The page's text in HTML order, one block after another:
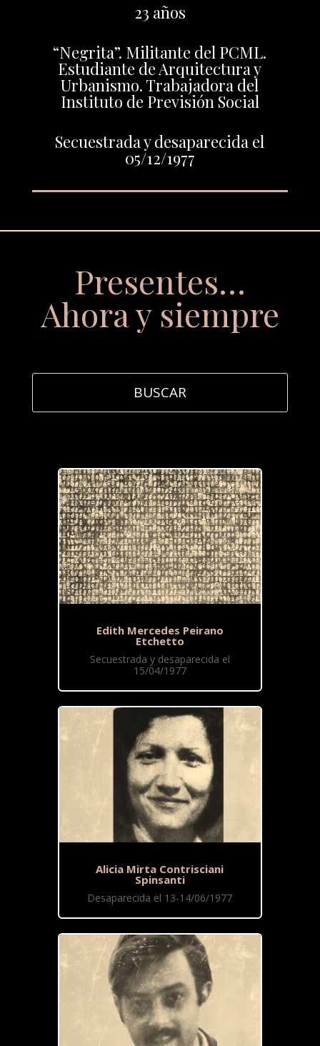
23 años
“Negrita”. Militante del PCML.
Estudiante de Arquitectura y
Urbanismo. Trabajadora del
Instituto de Previsión Social
Secuestrada y desaparecida el
05/12/1977
Presentes…
Ahora y siempre
Edith Mercedes Peirano
Etchetto
Secuestrada y desaparecida el
15/04/1977
Alicia Mirta Contrisciani
Spinsanti
Desaparecida el 13-14/06/1977